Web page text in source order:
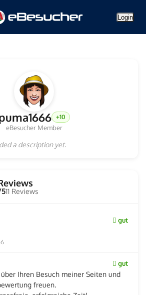
Login
+10
eBesucher Member
a description yet.
11 Reviews
gut
gut
Ihren Besuch meiner Seiten und
freuen.